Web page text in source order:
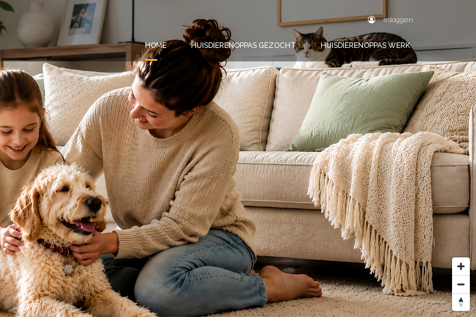
Inloggen
HOME HUISDIERENOPPAS GEZOCHT HUISDIERENOPPAS WERK